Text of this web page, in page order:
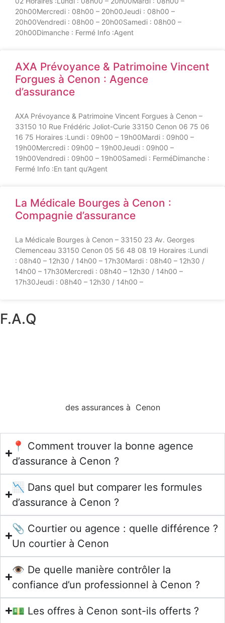
20h00Mercredi : 08h00 – 20h00Jeudi : 08h00 –
20h00Vendredi : 08h00 – 20h00Samedi : 08h00 –
20h00Dimanche : Fermé Info :Agent
AXA Prévoyance & Patrimoine Vincent
Forgues à Cenon : Agence
d’assurance
AXA Prévoyance & Patrimoine Vincent Forgues à Cenon –
33150 10 Rue Frédéric Joliot-Curie 33150 Cenon 06 75 06
16 75 Horaires :Lundi : 09h00 – 19h00Mardi : 09h00 –
19h00Mercredi : 09h00 – 19h00Jeudi : 09h00 –
19h00Vendredi : 09h00 – 19h00Samedi : FerméDimanche :
Fermé Info :En tant qu’Agent
La Médicale Bourges à Cenon :
Compagnie d’assurance
La Médicale Bourges à Cenon – 33150 23 Av. Georges
Clemenceau 33150 Cenon 05 56 48 08 19 Horaires :Lundi
: 08h40 – 12h30 / 14h00 – 17h30Mardi : 08h40 – 12h30 /
14h00 – 17h30Mercredi : 08h40 – 12h30 / 14h00 –
17h30Jeudi : 08h40 – 12h30 / 14h00 –
F.A.Q
des assurances à Cenon
📍 Comment trouver la bonne agence
d’assurance à Cenon ?
📉 Dans quel but comparer les formules
d’assurance à Cenon ?
📎 Courtier ou agence : quelle différence ?
Un courtier à Cenon
👁️ De quelle manière contrôler la
confiance d’un professionnel à Cenon ?
💵 Les offres à Cenon sont-ils offerts ?